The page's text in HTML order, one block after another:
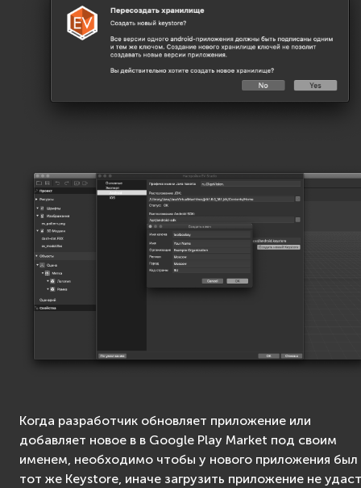
Когда разработчик обновляет приложение или
добавляет новое в в Google Play Market под своим
именем, необходимо чтобы у нового приложения был
тот же Keystore, иначе загрузить приложение не